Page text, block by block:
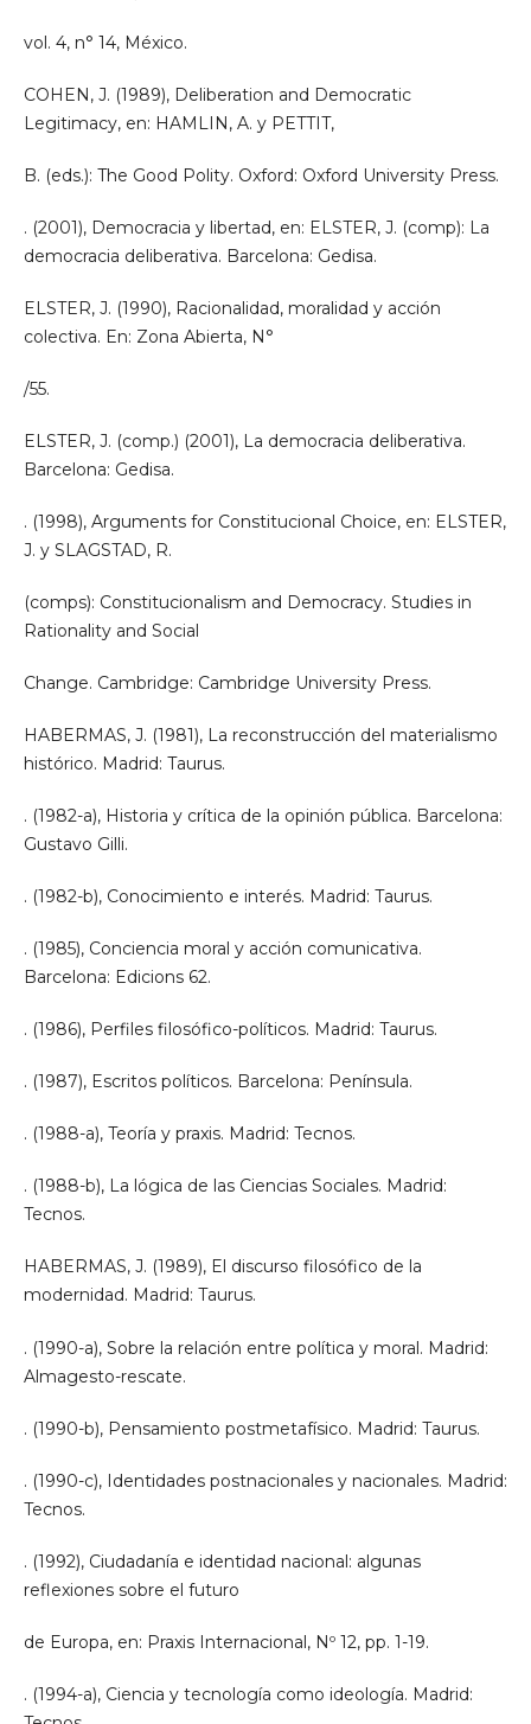
vol. 4, n° 14, México.
COHEN, J. (1989), Deliberation and Democratic
Legitimacy, en: HAMLIN, A. y PETTIT,
B. (eds.): The Good Polity. Oxford: Oxford University Press.
. (2001), Democracia y libertad, en: ELSTER, J. (comp): La
democracia deliberativa. Barcelona: Gedisa.
ELSTER, J. (1990), Racionalidad, moralidad y acción
colectiva. En: Zona Abierta, N°
/55.
ELSTER, J. (comp.) (2001), La democracia deliberativa.
Barcelona: Gedisa.
. (1998), Arguments for Constitucional Choice, en: ELSTER,
J. y SLAGSTAD, R.
(comps): Constitucionalism and Democracy. Studies in
Rationality and Social
Change. Cambridge: Cambridge University Press.
HABERMAS, J. (1981), La reconstrucción del materialismo
histórico. Madrid: Taurus.
. (1982-a), Historia y crítica de la opinión pública. Barcelona:
Gustavo Gilli.
. (1982-b), Conocimiento e interés. Madrid: Taurus.
. (1985), Conciencia moral y acción comunicativa.
Barcelona: Edicions 62.
. (1986), Perfiles filosófico-políticos. Madrid: Taurus.
. (1987), Escritos políticos. Barcelona: Península.
. (1988-a), Teoría y praxis. Madrid: Tecnos.
. (1988-b), La lógica de las Ciencias Sociales. Madrid:
Tecnos.
HABERMAS, J. (1989), El discurso filosófico de la
modernidad. Madrid: Taurus.
. (1990-a), Sobre la relación entre política y moral. Madrid:
Almagesto-rescate.
. (1990-b), Pensamiento postmetafísico. Madrid: Taurus.
. (1990-c), Identidades postnacionales y nacionales. Madrid:
Tecnos.
. (1992), Ciudadanía e identidad nacional: algunas
reflexiones sobre el futuro
de Europa, en: Praxis Internacional, Nº 12, pp. 1-19.
. (1994-a), Ciencia y tecnología como ideología. Madrid: